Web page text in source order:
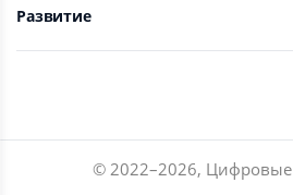
Развитие
© 2022–2026,